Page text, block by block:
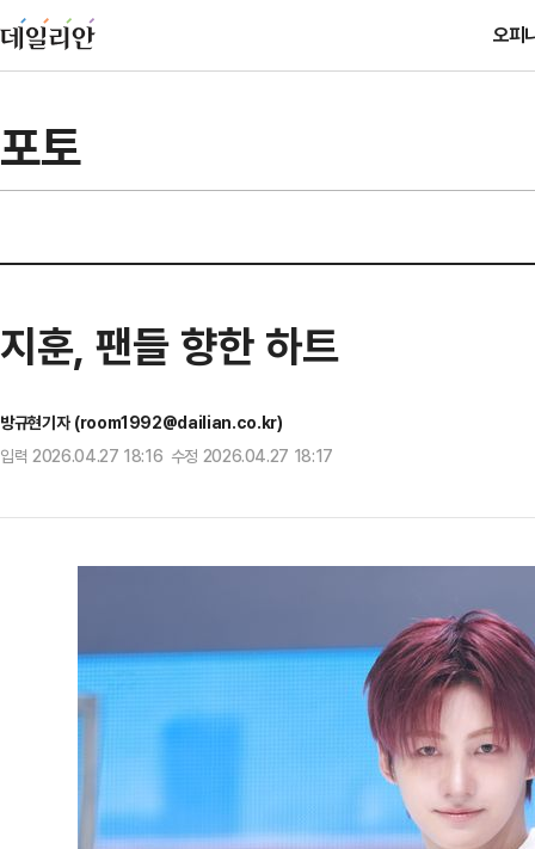
오피
포토
지훈, 팬들 향한 하트
방규현기자 (room1992@dailian.co.kr)
입력 2026.04.27 18:16 수정 2026.04.27 18:17